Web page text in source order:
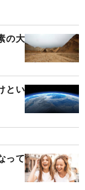
の大
とい
って